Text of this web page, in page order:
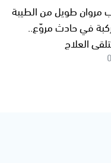
مروان طويل من الطيبة
في حادث مروّع..
العلاج